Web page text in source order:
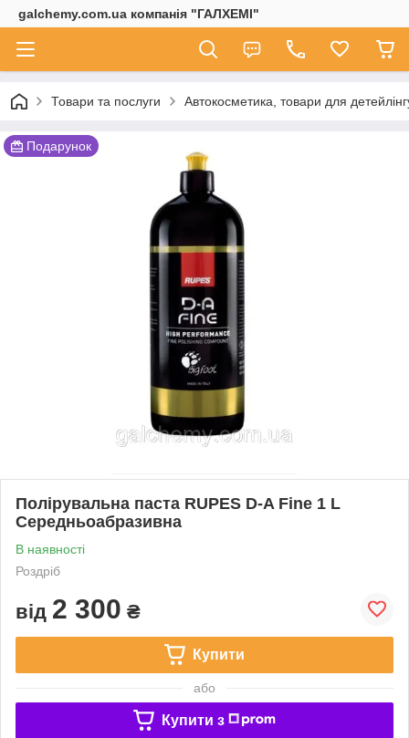
galchemy.com.ua компанія "ГАЛХЕМІ"
Товари та послуги Автокосметика, товари для
Подарунок
Полірувальна паста RUPES D-A Fine 1 L
Середньоабразивна
В наявності
Роздріб
від 2 300 ₴
Купити
або
Купити з